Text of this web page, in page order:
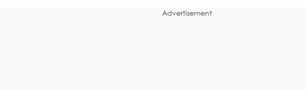
Advertisement